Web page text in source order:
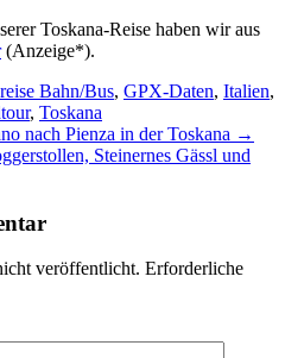
Toskana-Reise haben wir aus
(Anzeige*).
Bahn/Bus, GPX-Daten, Italien,
, Toskana
nach Pienza in der Toskana →
Steinernes Gässl und
veröffentlicht. Erforderliche